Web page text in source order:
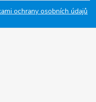
ochrany osobních údajů